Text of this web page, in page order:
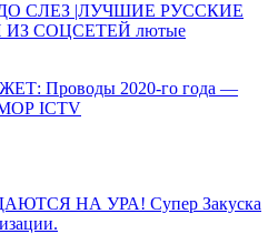
СЛЕЗ |ЛУЧШИЕ РУССКИЕ
СОЦСЕТЕЙ лютые
Проводы 2020-го года —
ICTV
НА УРА! Супер Закуска